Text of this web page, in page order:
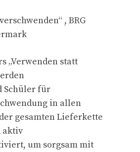
, BRG
„Verwenden statt
Schüler für
in allen
gesamten Lieferkette
aktiv
um sorgsam mit